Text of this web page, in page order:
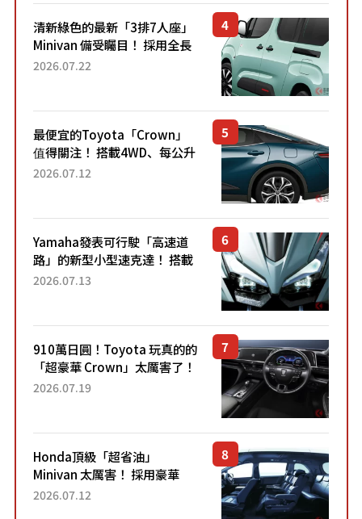
清新綠色的最新「3排7人座」
Minivan 備受矚目！ 採用全長
4.7公尺剛剛好的車身尺寸與
2026.07.22
最便宜的Toyota「Crown」
值得關注！ 搭載4WD、每公升
22.4公里低油耗表現超亮眼！
2026.07.12
Yamaha發表可行駛「高速道
路」的新型小型速克達！ 搭載
能享受超強勁「渦輪感」的動
2026.07.13
910萬日圓！Toyota 玩真的的
「超豪華 Crown」太厲害了！
採用由「匠人技藝」打造的
2026.07.19
Honda頂級「超省油」
Minivan 太厲害！ 採用豪華
「真皮座椅」與專屬「黑色內
2026.07.12